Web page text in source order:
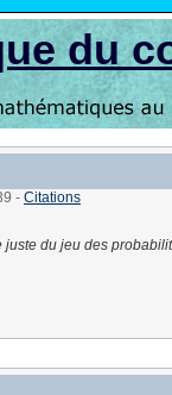
du
- Citations
du jeu des